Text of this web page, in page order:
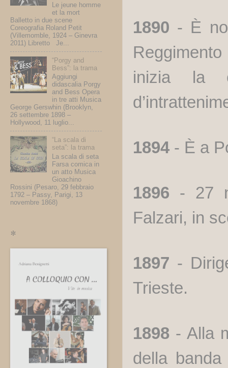
1890 - È
inizia la
1894 - È a
1896 - 27
Falzari, in
1897 -
Trieste.
1898 - Alla
della
Le jeune homme
et la mort
Balletto in due scene
Coreografia Roland Petit
(Villemomble, 1924 – Ginevra
2011) Libretto Je...
“Porgy and
Bess”: la trama
Aggiungi
didascalia Porgy
and Bess Opera
in tre atti Musica
George Gerswhin (Brooklyn,
26 settembre 1898 –
Hollywood, 11 luglio...
“La scala di
seta”: la trama
La scala di seta
Farsa comica in
un atto Musica
Gioachino
Rossini (Pesaro, 29 febbraio
1792 – Passy, Parigi, 13
novembre 1868)
*